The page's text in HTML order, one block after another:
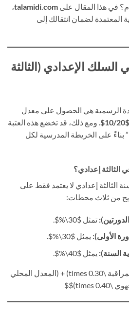
في هذا المقال على talamidi.com،
لضمان انتقالك إلى
السلك الإعدادي (الثالثة
الرسمية هي الحصول على معدل
$10/20$
. ومع ذلك، قد تخضع هذه العتبة
بناءً على الخريطة المدرسية لكل
إعدادي؟
الثالثة إعدادي لا يعتمد فقط على
من ثلاث محطات:
تمثل $30\%$.
الأولى): يمثل $30\%$.
السنة): يمثل $40\%$.
$$المعدل العام = (معدل المراقبة \times 0.30) + (المعدل المحلي